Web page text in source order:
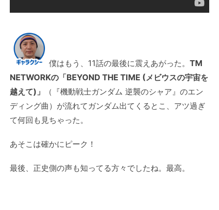
僕はもう、11話の最後に震えあがった。 TM
NETWORKの「BEYOND THE TIME (メビウスの宇宙を
越えて)」
（『機動戦士ガンダム 逆襲のシャア』のエン
ディング曲）が流れてガンダム出てくるとこ、アツ過ぎ
て何回も見ちゃった。
あそこは確かにピーク！
最後、正史側の声も知ってる方々でしたね。最高。